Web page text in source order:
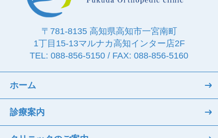
〒781-8135 高知県高知市一宮南町
1丁目15-13マルナカ高知インター店2F
TEL: 088-856-5150 / FAX: 088-856-5160
ホーム
診療案内